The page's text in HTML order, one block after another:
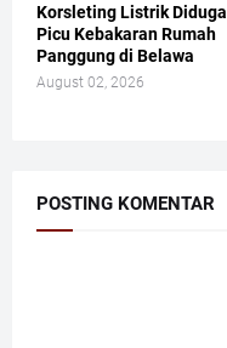
Korsleting Listrik Diduga
Picu Kebakaran Rumah
Panggung di Belawa
August 02, 2026
POSTING KOMENTAR